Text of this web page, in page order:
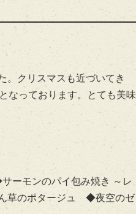
。クリスマスも近づいてき
なっております。とても美味
モンのパイ包み焼き ～レ
草のポタージュ ◆夜空のゼ